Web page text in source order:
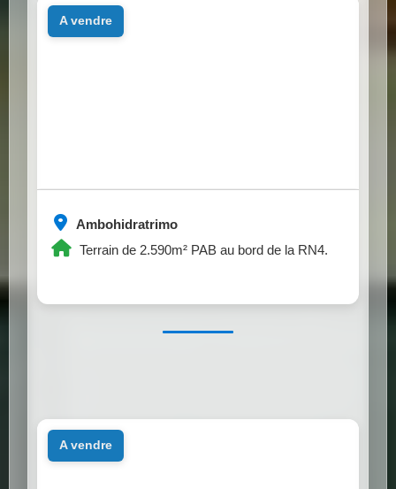
Ambohidratrimo
Terrain de 2.590m² PAB au bord de la RN4.
a vendre
a vendre